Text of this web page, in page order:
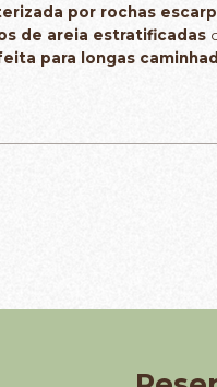
por rochas
de areia estratificadas
para longas